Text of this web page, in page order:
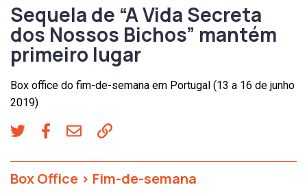
Sequela de “A Vida Secreta
dos Nossos Bichos” mantém
primeiro lugar
Box office do fim-de-semana em Portugal (13 a 16 de junho
2019)
Box Office > Fim-de-semana